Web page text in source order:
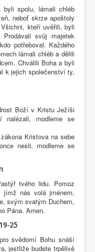
byli spolu, lámali chléb
neboť skrze apoštoly
kteří uvěřili, byli
svůj majetek
potřeboval. Každého
lámali chléb a dělili
Chválili Boha a byli
k jejich společenství ty,
Boží v Kristu Ježíši
modleme se
Kristova na sebe
nesli, modleme se
tvého lidu. Pomoz
jímž nás volá jménem,
svým svatým Duchem,
Pána. Amen.
25
svědomí Bohu snáší
jestliže budete trpělivě